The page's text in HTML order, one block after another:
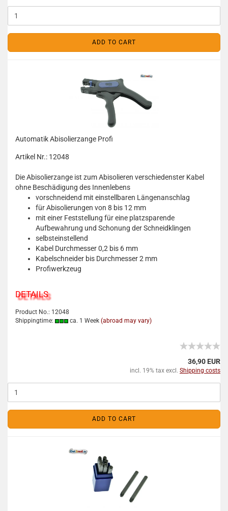
ADD TO CART
Automatik Abisolierzange Profi
Artikel Nr.: 12048
Die Abisolierzange ist zum Abisolieren verschiedenster Kabel
ohne Beschädigung des Innenlebens
vorschneidend mit einstellbaren Längenanschlag
für Abisolierungen von 8 bis 12 mm
mit einer Feststellung für eine platzsparende
Aufbewahrung und Schonung der Schneidklingen
selbsteinstellend
Kabel Durchmesser 0,2 bis 6 mm
Kabelschneider bis Durchmesser 2 mm
Profiwerkzeug
DETAILS
Product No.: 12048
Shippingtime:
ca. 1 Week (abroad may vary)
36,90 EUR
incl. 19% tax excl. Shipping costs
ADD TO CART